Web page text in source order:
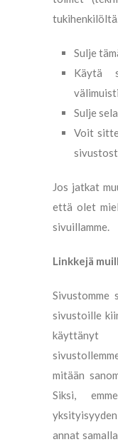
Sulje
Käytä
Sulje
Voit
Jos jatkat
että olet
sivuillamme.
Linkkejä
Sivustomme
sivustoille
mitään
Siksi,
annat